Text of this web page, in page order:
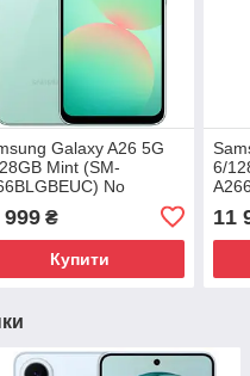
Galaxy A26 5G
Mint (SM-
No
999₴
Купити
6/
11